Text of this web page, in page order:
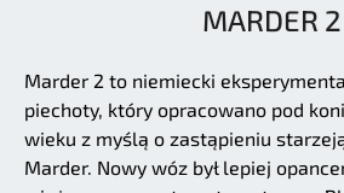
MARDER 2
Marder 2 to niemiecki
piechoty, który opracowano pod
wieku z myślą o zastąpieniu
Marder. Nowy wóz był lepiej